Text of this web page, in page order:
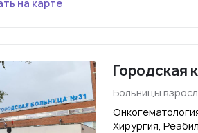
на карте
Городская
Больницы
Хирургия,